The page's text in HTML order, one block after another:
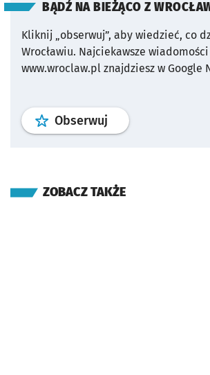
BĄDŹ NA BIEŻĄCO Z
Kliknij „obserwuj”, aby wiedzieć, co
Wrocławiu. Najciekawsze wiadomości
www.wroclaw.pl znajdziesz w Google
Obserwuj profil
ZOBACZ TAKŻE